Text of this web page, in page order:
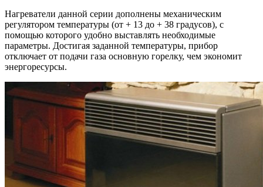
Нагреватели данной серии дополнены механическим
регулятором температуры (от + 13 до + 38 градусов), с
помощью которого удобно выставлять необходимые
параметры. Достигая заданной температуры, прибор
отключает от подачи газа основную горелку, чем экономит
энергоресурсы.